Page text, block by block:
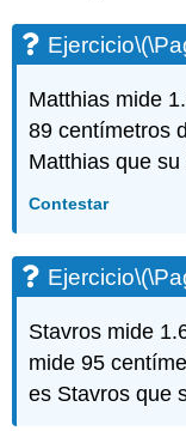
Ejercicio
Matthias mide
89 centímetros
Matthias que su
Contestar
Ejercicio
Stavros mide
mide 95
es Stavros que